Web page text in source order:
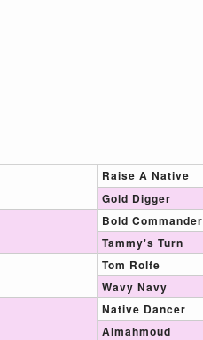
Raise A Native
Gold Digger
Bold Commander
Tammy's Turn
Tom Rolfe
Wavy Navy
Native Dancer
Almahmoud